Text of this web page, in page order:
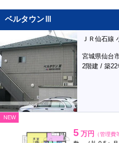
ベルタウンⅢ
ＪＲ仙石線
宮城県仙台
2階建 / 築22
NEW
5 万円 （管理費